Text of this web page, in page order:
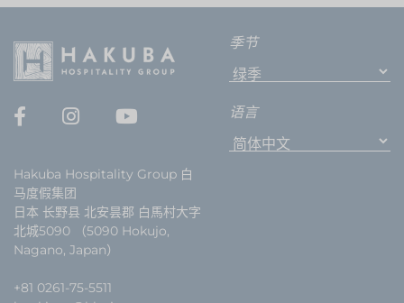
Hakuba Hospitality Group 白
马度假集团
日本 长野县 北安昙郡 白馬村大字
北城5090 （5090 Hokujo,
Nagano, Japan）
+81 0261-75-5511
季节
语言